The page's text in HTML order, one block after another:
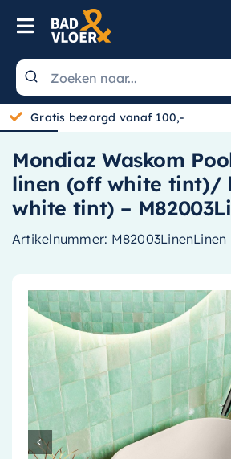
Skip to content
Toggle Navigation
Wastafels
Toiletten
Spiegels
Kranen
Douche
Baden
Radiatoren
Accessoires
Installatiemateriaal
Klimaatbeheersing
Gratis bezorgd vanaf 100,-
Mondiaz Waskom
linen (off white tint)/
white tint) –
Artikelnummer: M82003LinenLinen